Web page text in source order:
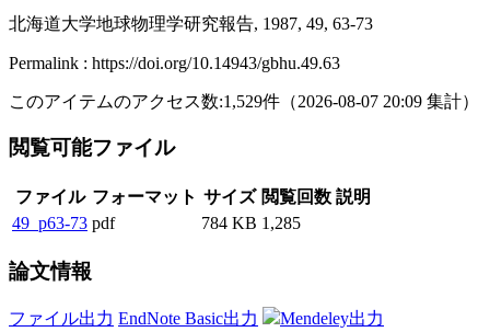
北海道大学地球物理学研究報告, 1987, 49, 63-73
Permalink : https://doi.org/10.14943/gbhu.49.63
このアイテムのアクセス数:1,529件 （2026-08-07 20:09 集計）
閲覧可能ファイル
ファイル フォーマット サイズ 閲覧回数 説明
49_p63-73 pdf 784 KB 1,285
論文情報
ファイル出力 EndNote Basic出力 Mendeley出力